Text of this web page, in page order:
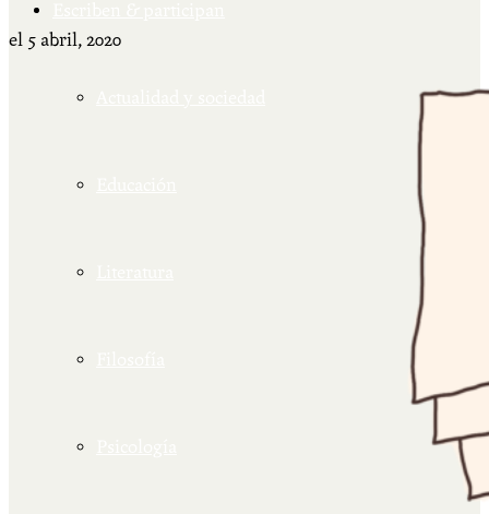
el 5 abril, 2020